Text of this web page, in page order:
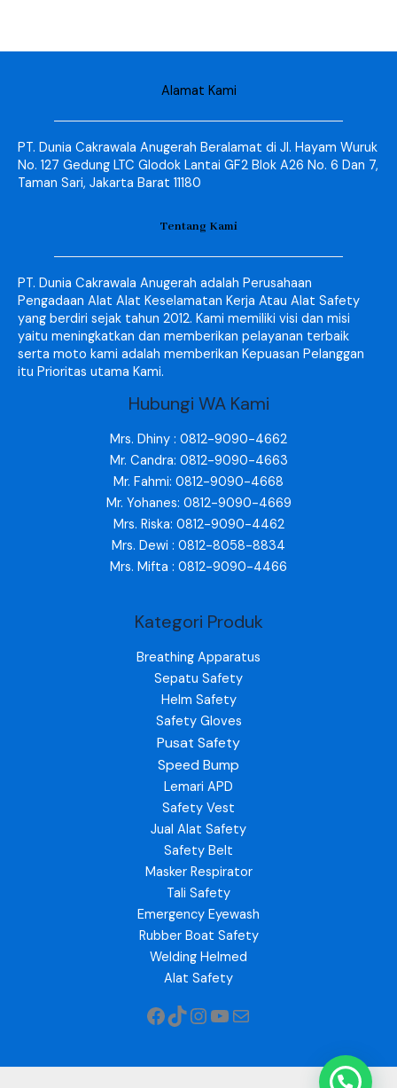
Alamat Kami
PT. Dunia Cakrawala Anugerah Beralamat di Jl. Hayam Wuruk
No. 127 Gedung LTC Glodok Lantai GF2 Blok A26 No. 6 Dan 7,
Taman Sari, Jakarta Barat 11180
Tentang Kami
PT. Dunia Cakrawala Anugerah adalah Perusahaan
Pengadaan Alat Alat Keselamatan Kerja Atau Alat Safety
yang berdiri sejak tahun 2012. Kami memiliki visi dan misi
yaitu meningkatkan dan memberikan pelayanan terbaik
serta moto kami adalah memberikan Kepuasan Pelanggan
itu Prioritas utama Kami.
Hubungi WA Kami
Mrs. Dhiny : 0812-9090-4662
Mr. Candra: 0812-9090-4663
Mr. Fahmi: 0812-9090-4668
Mr. Yohanes: 0812-9090-4669
Mrs. Riska: 0812-9090-4462
Mrs. Dewi : 0812-8058-8834
Mrs. Mifta : 0812-9090-4466
Kategori Produk
Breathing Apparatus
Sepatu Safety
Helm Safety
Safety Gloves
Pusat Safety
Speed Bump
Lemari APD
Safety Vest
Jual Alat Safety
Safety Belt
Masker Respirator
Tali Safety
Emergency Eyewash
Rubber Boat Safety
Welding Helmed
Alat Safety